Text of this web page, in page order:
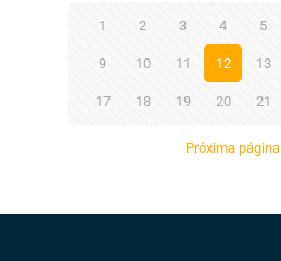
1 2 3 4 5
9 10 11 12 13
17 18 19 20 21
Próxima página